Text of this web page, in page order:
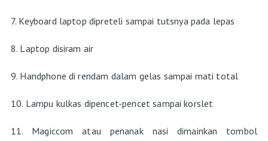
7. Keyboard laptop dipreteli sampai tutsnya pada lepas
8. Laptop disiram air
9. Handphone di rendam dalam gelas sampai mati total
10. Lampu kulkas dipencet-pencet sampai korslet
11. Magiccom atau penanak nasi dimainkan tombol